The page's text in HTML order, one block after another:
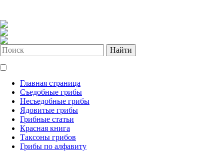
Найти
Главная страница
Съедобные грибы
Несъедобные грибы
Ядовитые грибы
Грибные статьи
Красная книга
Таксоны грибов
Грибы по алфавиту